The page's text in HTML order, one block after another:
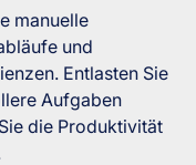
manuelle
und
Entlasten Sie
Aufgaben
die Produktivität